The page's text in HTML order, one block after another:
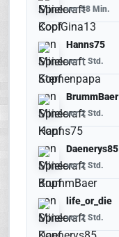
vor 58 Min.
Hanns75
vor 1 Std.
BrummBaer
vor 2 Std.
Daenerys85
vor 2 Std.
life_or_die
vor 2 Std.